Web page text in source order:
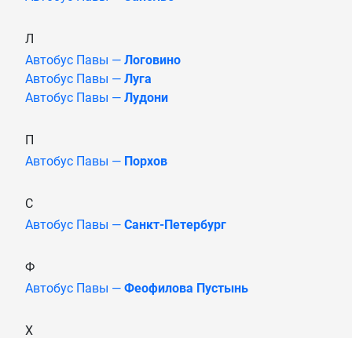
Л
Автобус Павы — Логовино
Автобус Павы — Луга
Автобус Павы — Лудони
П
Автобус Павы — Порхов
С
Автобус Павы — Санкт-Петербург
Ф
Автобус Павы — Феофилова Пустынь
Х